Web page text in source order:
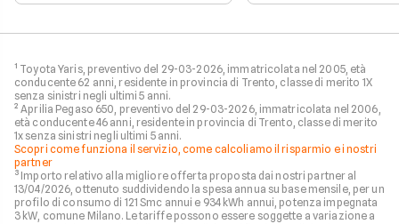
superiore ai 30 anni, mentre
brevi. Una scelta che
mensile, ma che comporta
un costo complessivo
maggiore.
motorizzazioni. Per
disponibile con
offrendo una
capace di
professionisti e
Una strategia che
più interessanti
termine.
¹ Toyota Yaris, preventivo del 29-03-2026, immatricolata nel 2005, età
conducente 62 anni, residente in provincia di Trento, classe di merito 1X
senza sinistri negli ultimi 5 anni.
² Aprilia Pegaso 650, preventivo del 29-03-2026, immatricolata nel 2006,
età conducente 46 anni, residente in provincia di Trento, classe di merito
1x senza sinistri negli ultimi 5 anni.
Scopri come funziona il servizio, come calcoliamo il risparmio e i nostri
partner
³ Importo relativo alla migliore offerta proposta dai nostri partner al
13/04/2026, ottenuto suddividendo la spesa annua su base mensile, per un
profilo di consumo di 121 Smc annui e 934 kWh annui, potenza impegnata
3 kW, comune Milano. Le tariffe possono essere soggette a variazione a